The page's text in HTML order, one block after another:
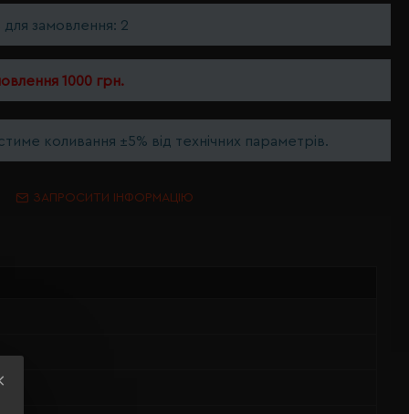
для замовлення: 2
1000 грн.
коливання ±5% від технічних параметрів.
ЗАПРОСИТИ ІНФОРМАЦІЮ